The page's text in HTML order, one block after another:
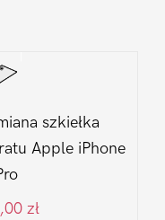
szkiełka
Apple iPhone
zł